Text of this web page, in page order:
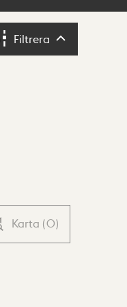
Filtrera Filtrera
Karta (0)